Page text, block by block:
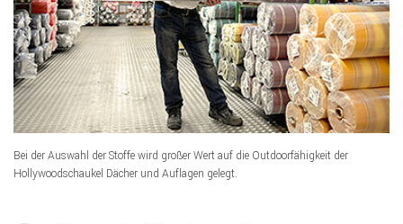
Bei der Auswahl der Stoffe wird großer Wert auf die Outdoorfähigkeit der
Hollywoodschaukel Dächer und Auflagen gelegt.